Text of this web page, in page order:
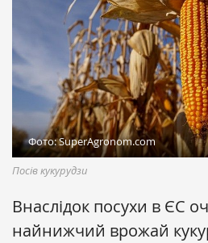
Фото: SuperAgronom.com
Посів кукурудзи
Внаслідок посухи в ЄС
найнижчий врожай